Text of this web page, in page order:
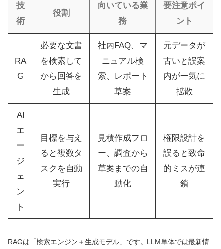
技
術
役割
向いている業
務
要注意ポイ
ント
RA
G
必要な文書
を検索して
から回答を
生成
社内FAQ、マ
ニュアル検
索、レポート
草案
元データが
古いと誤案
内が一気に
拡散
AI
エ
ー
ジ
ェ
ン
ト
目標を与え
ると複数タ
スクを自動
実行
見積作成フロ
ー、調査から
草案までの自
動化
権限設計を
誤ると致命
的ミスが連
鎖
RAGは「検索エンジン＋生成モデル」です。LLM単体では最新情